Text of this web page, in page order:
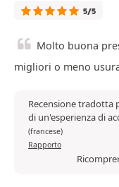
5/5
Molto buona
migliori o meno
Recensione tradotta
di un'esperienza di
(francese)
Rapporto